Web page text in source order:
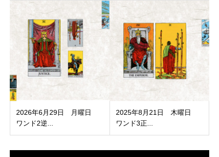
2026年6月29日 月曜日
ワンド2逆...
2025年8月21日 木曜日
ワンド3正...